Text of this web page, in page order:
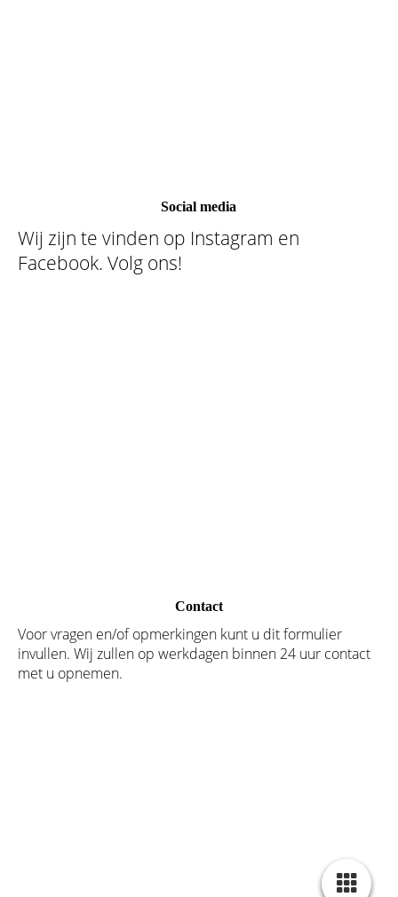
Social media
Wij zijn te vinden op Instagram en
Facebook. Volg ons!
Contact
Voor vragen en/of opmerkingen kunt u dit formulier
invullen. Wij zullen op werkdagen binnen 24 uur contact
met u opnemen.